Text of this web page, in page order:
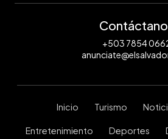
+503 7854
Inicio Turismo
Entretenimiento Deportes